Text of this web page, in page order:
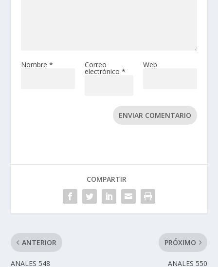
Nombre * Correo
electrónico *
Web
ENVIAR COMENTARIO
COMPARTIR
ANTERIOR
ANALES 548
PRÓXIMO
ANALES 550